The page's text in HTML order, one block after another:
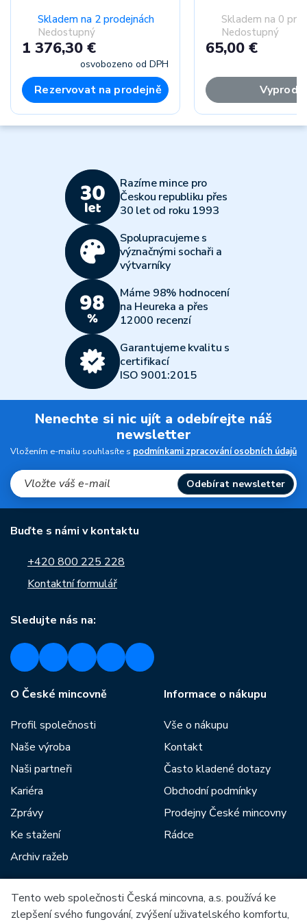
Skladem na 2 prodejnách
Nedostupný
1 376,30 €
osvobozeno od DPH
Rezervovat na prodejně
Skladem na 0
Nedostupný
65,00 €
Razíme mince pro
Českou republiku přes
30 let od roku 1993
Spolupracujeme s
význačnými sochaři a
výtvarníky
Máme 98% hodnocení
na Heureka a přes
12000 recenzí
Garantujeme kvalitu s
certifikací
ISO 9001:2015
Nenechte si nic ujít a odebírejte náš
newsletter
Vložením e-mailu souhlasíte s podmínkami zpracování osobních údajů
Odebírat newsletter
Buďte s námi v kontaktu
+420 800 225 228
Kontaktní formulář
Sledujte nás na:
O České mincovně
Profil společnosti
Naše výroba
Naši partneři
Kariéra
Zprávy
Ke stažení
Archiv ražeb
Informace o nákupu
Vše o nákupu
Kontakt
Často kladené dotazy
Obchodní podmínky
Prodejny České mincovny
Rádce
Mezi naše partnery patří:
Tento web společnosti Česká mincovna, a.s. používá ke
zlepšení svého fungování, zvýšení uživatelského komfortu,